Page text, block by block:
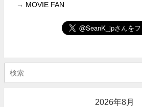
→ MOVIE FAN
2026年8月